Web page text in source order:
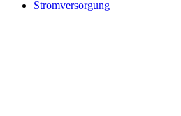
Stromversorgung